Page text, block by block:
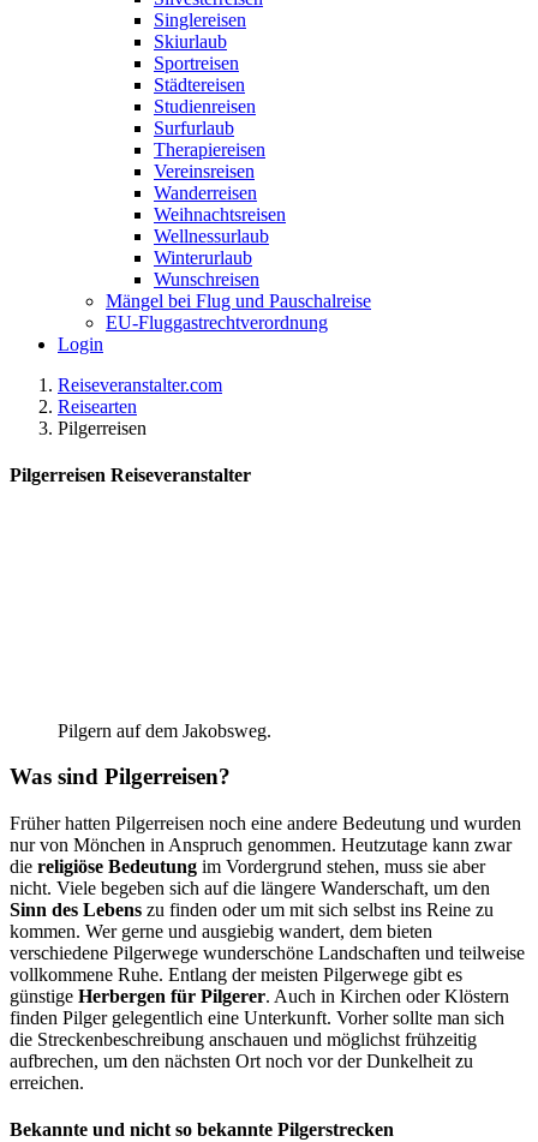
Singlereisen
Skiurlaub
Sportreisen
Städtereisen
Studienreisen
Surfurlaub
Therapiereisen
Vereinsreisen
Wanderreisen
Weihnachtsreisen
Wellnessurlaub
Winterurlaub
Wunschreisen
Mängel bei Flug und Pauschalreise
EU-Fluggastrechtverordnung
Login
Reiseveranstalter.com
Reisearten
Pilgerreisen
Pilgerreisen Reiseveranstalter
Pilgern auf dem Jakobsweg.
Was sind Pilgerreisen?
Früher hatten Pilgerreisen noch eine andere Bedeutung und wurden
nur von Mönchen in Anspruch genommen. Heutzutage kann zwar
die religiöse Bedeutung im Vordergrund stehen, muss sie aber
nicht. Viele begeben sich auf die längere Wanderschaft, um den
Sinn des Lebens zu finden oder um mit sich selbst ins Reine zu
kommen. Wer gerne und ausgiebig wandert, dem bieten
verschiedene Pilgerwege wunderschöne Landschaften und teilweise
vollkommene Ruhe. Entlang der meisten Pilgerwege gibt es
günstige Herbergen für Pilgerer. Auch in Kirchen oder Klöstern
finden Pilger gelegentlich eine Unterkunft. Vorher sollte man sich
die Streckenbeschreibung anschauen und möglichst frühzeitig
aufbrechen, um den nächsten Ort noch vor der Dunkelheit zu
erreichen.
Bekannte und nicht so bekannte Pilgerstrecken